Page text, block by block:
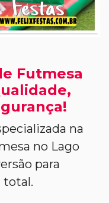
Futmesa
na
no Lago
para
total.